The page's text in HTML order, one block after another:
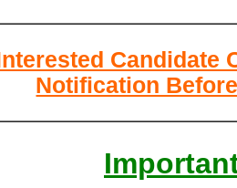
Candidate
Notification